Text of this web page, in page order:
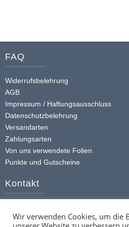
auf.
Optionen
auf
der
Produktseite
gewählt
werden
FAQ
Widerrufsbelehrung
AGB
Impressum / Haftungsausschluss
Datenschutzbelehrung
Versandarten
Zahlungsarten
Von uns verwendete Folien
Punkte und Gutscheine
Kontakt
info@ttstickerz.de
Wir verwenden Cookies, um die